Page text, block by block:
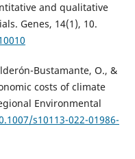
and qualitative
Genes, 14(1), 10.
Bustamante, O., &
costs of climate
Environmental
s10113-022-01986-